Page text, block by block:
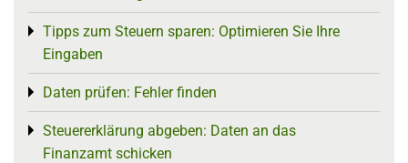
Tipps zum Steuern sparen: Optimieren Sie Ihre
Eingaben
Toggle menu
Daten prüfen: Fehler finden
Toggle menu
Steuererklärung abgeben: Daten an das
Finanzamt schicken
Toggle menu